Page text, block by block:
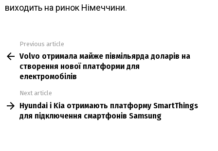
виходить на ринок Німеччини.
more
Previous article
Volvo отримала майже півмільярда доларів на
створення нової платформи для
електромобілів
Next article
Hyundai і Kia отримають платформу SmartThings
для підключення смартфонів Samsung